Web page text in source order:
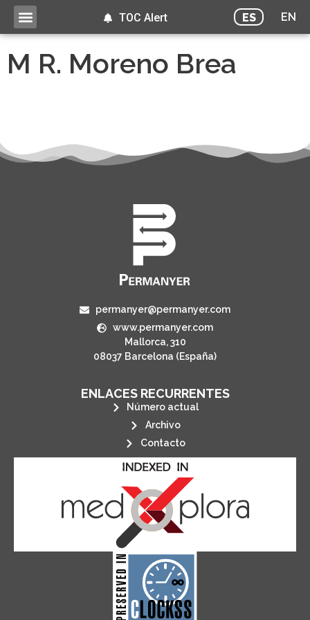
ES EN
TOC Alert
M R. Moreno Brea
permanyer@permanyer.com
www.permanyer.com
Mallorca, 310
08037 Barcelona (España)
ENLACES RECURRENTES
Número actual
Archivo
Contacto
CLOCKSS is a dak archive that
ensures the long-term survival
of web-based scholary
publications, governed by and for
its stakeholders.